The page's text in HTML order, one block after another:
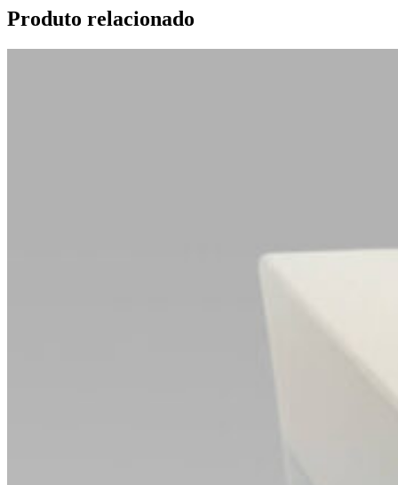
Produto relacionado